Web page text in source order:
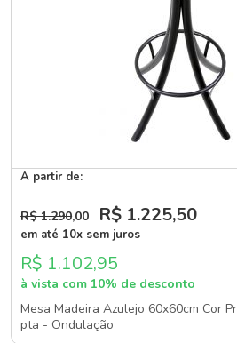
A partir de:
R$ 1.290,00 R$ 1.225,50
em até 10x sem juros
R$ 1.102,95
à vista com 10% de desconto
Mesa Madeira Azulejo 60x60cm Cor
pta - Ondulação